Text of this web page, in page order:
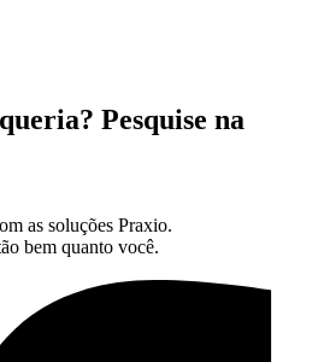
Pesquise na
as soluções Praxio.
bem quanto você.